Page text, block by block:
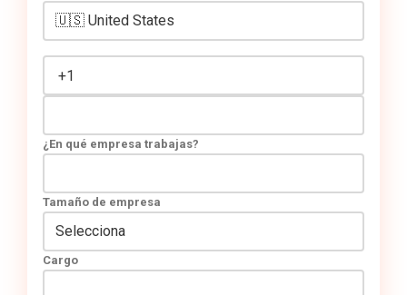
¿En qué empresa trabajas?
Tamaño de empresa
Cargo